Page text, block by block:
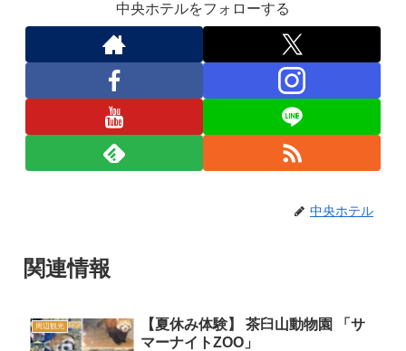
中央ホテルをフォローする
中央ホテル
関連情報
周辺観光
【夏休み体験】 茶臼山動物園 「サ
マーナイトZOO」